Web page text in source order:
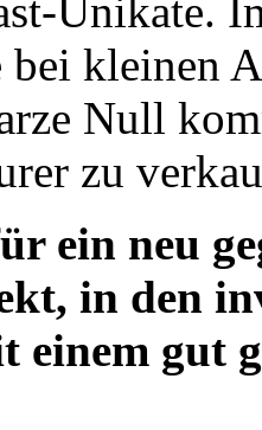
Unikate.
kleinen
Null
zu
ein neu
in den
einem gut